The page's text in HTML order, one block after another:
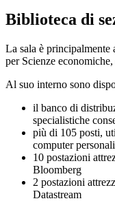
Biblioteca di
La sala è principalmente
per Scienze
Al suo interno sono
il banco di
specialistiche
più di 105 posti,
computer personali
10 postazioni
Bloomberg
2 postazioni
Datastream